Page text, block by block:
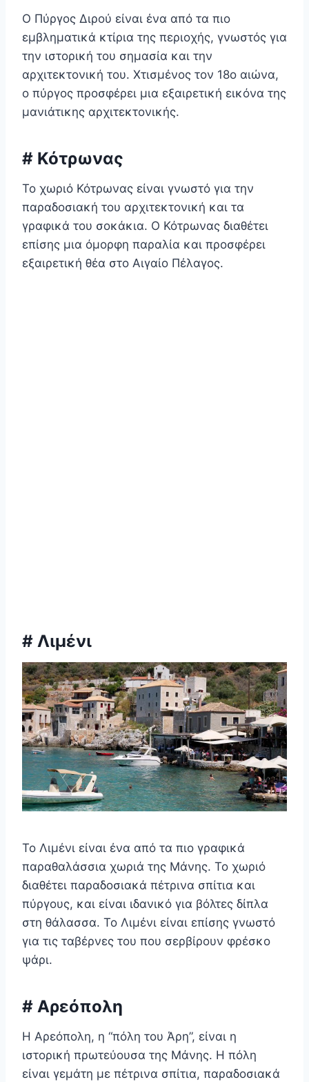
Ο Πύργος Διρού είναι ένα από τα πιο
εμβληματικά κτίρια της περιοχής, γνωστός για
την ιστορική του σημασία και την
αρχιτεκτονική του. Χτισμένος τον 18ο αιώνα,
ο πύργος προσφέρει μια εξαιρετική εικόνα της
μανιάτικης αρχιτεκτονικής.
# Κότρωνας
Το χωριό Κότρωνας είναι γνωστό για την
παραδοσιακή του αρχιτεκτονική και τα
γραφικά του σοκάκια. Ο Κότρωνας διαθέτει
επίσης μια όμορφη παραλία και προσφέρει
εξαιρετική θέα στο Αιγαίο Πέλαγος.
# Λιμένι
Το Λιμένι είναι ένα από τα πιο γραφικά
παραθαλάσσια χωριά της Μάνης. Το χωριό
διαθέτει παραδοσιακά πέτρινα σπίτια και
πύργους, και είναι ιδανικό για βόλτες δίπλα
στη θάλασσα. Το Λιμένι είναι επίσης γνωστό
για τις ταβέρνες του που σερβίρουν φρέσκο
ψάρι.
# Αρεόπολη
Η Αρεόπολη, η “πόλη του Άρη”, είναι η
ιστορική πρωτεύουσα της Μάνης. Η πόλη
είναι γεμάτη με πέτρινα σπίτια, παραδοσιακά